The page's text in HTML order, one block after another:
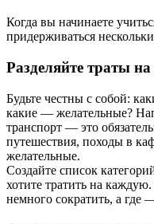
Когда вы начинаете
придерживаться
Разделяйте траты
Будьте честны с собой:
какие — желательные?
транспорт — это
путешествия, походы в
желательные.
Создайте список
хотите тратить на
немного сократить, а где